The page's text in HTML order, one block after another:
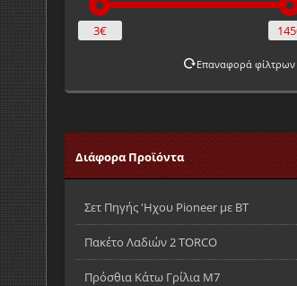
3€
Επαναφορά φίλτρων
Διάφορα Προϊόντα
Σετ Πηγής 'Ηχου Pioneer με ΒΤ
Πακέτο Λαδιών 2 TORCO
Πρόσθια Κάτω Γρίλια M7